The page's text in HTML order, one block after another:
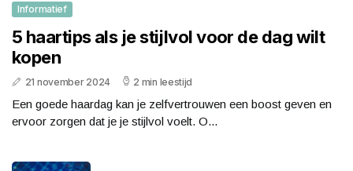
Informatief
5 haartips als je stijlvol voor de dag wilt
kopen
21 november 2024 2 min leestijd
Een goede haardag kan je zelfvertrouwen een boost geven en
ervoor zorgen dat je je stijlvol voelt. O...